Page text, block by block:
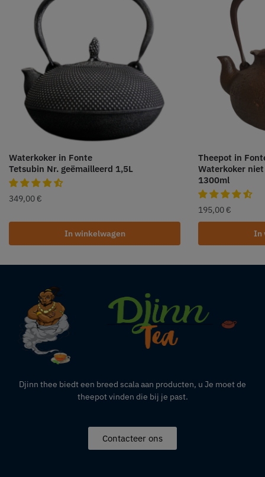
Waterkoker in Fonte
Tetsubin Nr. geëmailleerd 1,5L
349,00 €
In winkelwagen
Theepot in
Waterkoker
1300ml
195,00 €
In
Djinn thee biedt een breed scala aan producten, u Je moet de
theepot vinden die bij je past.
Contacteer ons